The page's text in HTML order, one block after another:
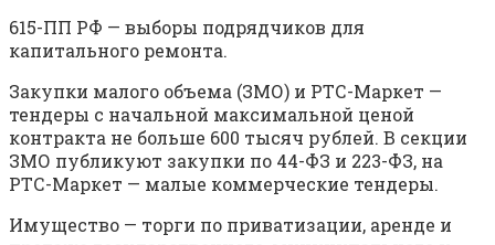
615-ПП РФ — выборы подрядчиков для
капитального ремонта.
Закупки малого объема (ЗМО) и РТС-Маркет —
тендеры с начальной максимальной ценой
контракта не больше 600 тысяч рублей. В секции
ЗМО публикуют закупки по 44-ФЗ и 223-ФЗ, на
РТС-Маркет — малые коммерческие тендеры.
Имущество — торги по приватизации, аренде и